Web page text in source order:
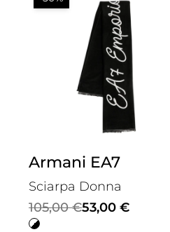
Armani EA7
Sciarpa Donna
105,00€
Il
prezzo
53,00 €
Il
prezzo